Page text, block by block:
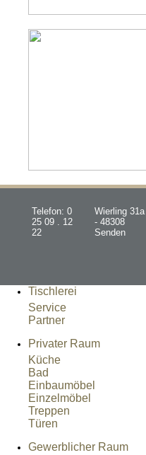
Telefon: 0
25 09 . 12
22
Wierling 31a
- 48308
Senden
Tischlerei
Service
Partner
Privater Raum
Küche
Bad
Einbaumöbel
Einzelmöbel
Treppen
Türen
Gewerblicher Raum